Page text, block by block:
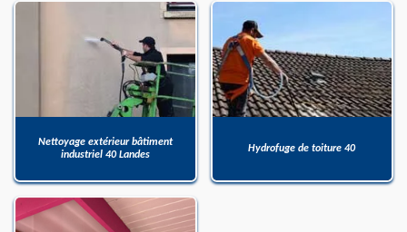
Nettoyage extérieur bâtiment
industriel 40 Landes
Hydrofuge de toiture 40